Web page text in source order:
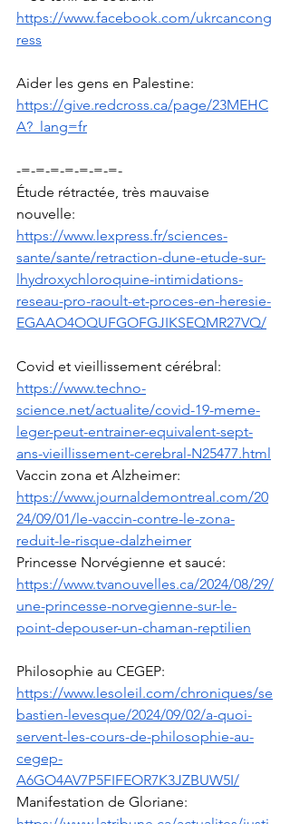
https://www.facebook.com/ukrcancong
ress
Aider les gens en Palestine:
https://give.redcross.ca/page/23MEHC
A?_lang=fr
-=-=-=-=-=-=-=-
Étude rétractée, très mauvaise
nouvelle:
https://www.lexpress.fr/sciences-
sante/sante/retraction-dune-etude-sur-
lhydroxychloroquine-intimidations-
reseau-pro-raoult-et-proces-en-heresie-
EGAAO4OQUFGOFGJIKSEQMR27VQ/
Covid et vieillissement cérébral:
https://www.techno-
science.net/actualite/covid-19-meme-
leger-peut-entrainer-equivalent-sept-
ans-vieillissement-cerebral-N25477.html
Vaccin zona et Alzheimer:
https://www.journaldemontreal.com/20
24/09/01/le-vaccin-contre-le-zona-
reduit-le-risque-dalzheimer
Princesse Norvégienne et saucé:
https://www.tvanouvelles.ca/2024/08/29/
une-princesse-norvegienne-sur-le-
point-depouser-un-chaman-reptilien
Philosophie au CEGEP:
https://www.lesoleil.com/chroniques/se
bastien-levesque/2024/09/02/a-quoi-
servent-les-cours-de-philosophie-au-
cegep-
A6GO4AV7P5FIFEOR7K3JZBUW5I/
Manifestation de Gloriane: